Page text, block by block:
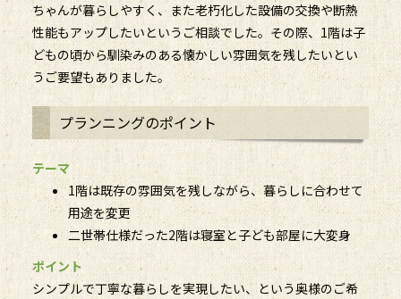
ちゃんが暮らしやすく、また老朽化した設備の交換や断熱
性能もアップしたいというご相談でした。その際、1階は子
どもの頃から馴染みのある懐かしい雰囲気を残したいとい
うご要望もありました。
プランニングのポイント
テーマ
1階は既存の雰囲気を残しながら、暮らしに合わせて
用途を変更
二世帯仕様だった2階は寝室と子ども部屋に大変身
ポイント
シンプルで丁寧な暮らしを実現したい、という奥様のご希